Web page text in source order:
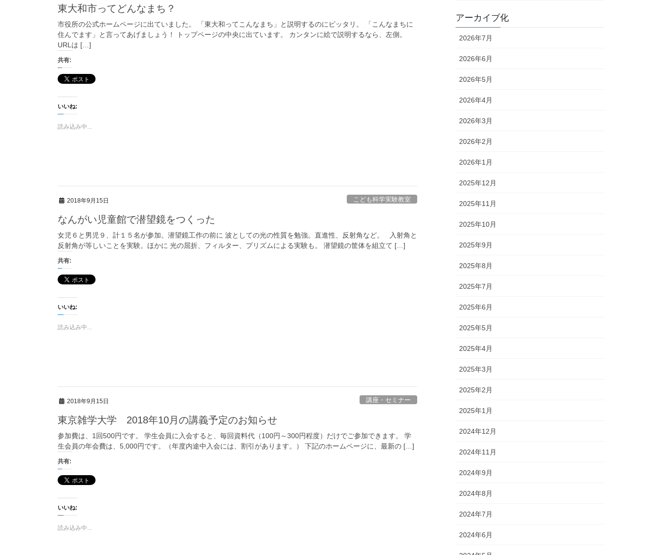
東大和市ってどんなまち？
市役所の公式ホームページに出ていました。 「東大和ってこんなまち」と説明するのにピッタリ。 「こんなまちに
住んでます」と言ってあげましょう！ トップページの中央に出ています。 カンタンに絵で説明するなら、左側。
URLは […]
共有:
いいね:
読み込み中...
2018年9月15日 こども科学実験教室
なんがい児童館で潜望鏡をつくった
女児６と男児９、計１５名が参加。潜望鏡工作の前に 波としての光の性質を勉強。直進性、反射角など。 入射角と
反射角が等しいことを実験。ほかに 光の屈折、フィルター、プリズムによる実験も。 潜望鏡の筐体を組立て […]
共有:
いいね:
読み込み中...
2018年9月15日 講座・セミナー
東京雑学大学 2018年10月の講義​予定のお知らせ
参加費は、1回500円です。 学生会員に入会すると、毎回資料代（100円～300円程度）だけでご参加できます。 学
生会員の年会費は、5,000円です。（年度内途中入会には、割引があります。） 下記のホームページに、最新の […]
共有:
いいね:
読み込み中...
アーカイブ化
2026年7月
2026年6月
2026年5月
2026年4月
2026年3月
2026年2月
2026年1月
2025年12月
2025年11月
2025年10月
2025年9月
2025年8月
2025年7月
2025年6月
2025年5月
2025年4月
2025年3月
2025年2月
2025年1月
2024年12月
2024年11月
2024年9月
2024年8月
2024年7月
2024年6月